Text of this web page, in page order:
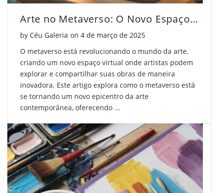
Facebook
on
Twitter
Pinterest
Arte no Metaverso: O Novo Espaço Criativo
by Céu Galeria on Posted on
4 de março de 2025
O metaverso está revolucionando o mundo da arte,
criando um novo espaço virtual onde artistas podem
explorar e compartilhar suas obras de maneira
inovadora. Este artigo explora como o metaverso está
se tornando um novo epicentro da arte
contemporânea, oferecendo ...